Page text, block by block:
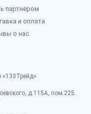
партнером
и оплата
о нас
«133Трейд»
д.115А, пом.225.